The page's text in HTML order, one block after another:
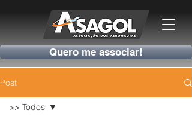
Quero me associar!
Post
>> Todos